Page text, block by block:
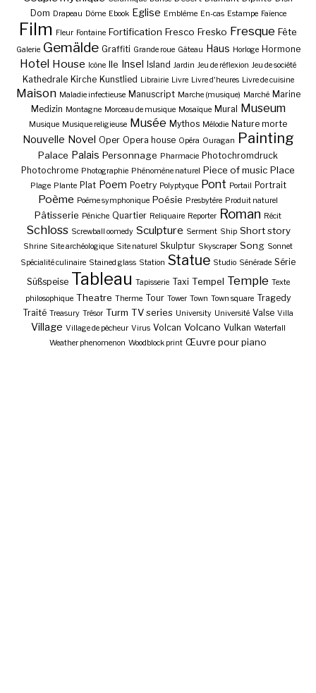
Dom Drapeau Dôme Ebook Eglise Emblème En-cas Estampe Faïence
Film Fleur Fontaine Fortification Fresco Fresko Fresque Fête
Galerie Gemälde Graffiti Grande roue Gâteau Haus Horloge Hormone
Hotel House Icône Ile Insel Island Jardin Jeu de réflexion Jeu de société
Kathedrale Kirche Kunstlied Librairie Livre Livre d'heures Livre de cuisine
Maison Maladie infectieuse Manuscript Marche (musique) Marché Marine
Medizin Montagne Morceau de musique Mosaïque Mural Museum
Musique Musique religieuse Musée Mythos Mélodie Nature morte
Nouvelle Novel Oper Opera house Opéra Ouragan Painting
Palace Palais Personnage Pharmacie Photochromdruck
Photochrome Photographie Phénomène naturel Piece of music Place
Plage Plante Plat Poem Poetry Polyptyque Pont Portail Portrait
Poème Poème symphonique Poésie Presbytère Produit naturel
Pâtisserie Péniche Quartier Reliquaire Reporter Roman Récit
Schloss Screwball oomedy Sculpture Serment Ship Short story
Shrine Site archéologique Site naturel Skulptur Skyscraper Song Sonnet
Spécialité culinaire Stained glass Station Statue Studio Sénérade Série
Süßspeise Tableau Tapisserie Taxi Tempel Temple Texte
philosophique Theatre Therme Tour Tower Town Town square Tragedy
Traité Treasury Trésor Turm TV series University Université Valse Villa
Village Village de pêcheur Virus Volcan Volcano Vulkan Waterfall
Weather phenomenon Woodblock print Œuvre pour piano